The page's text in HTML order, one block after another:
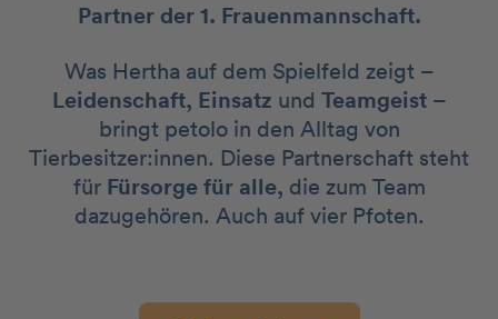
Partner der 1. Frauenmannschaft.
Was Hertha auf dem Spielfeld zeigt –
Leidenschaft, Einsatz und Teamgeist –
bringt petolo in den Alltag von
Tierbesitzer:innen. Diese Partnerschaft steht
für Fürsorge für alle, die zum Team
dazugehören. Auch auf vier Pfoten.